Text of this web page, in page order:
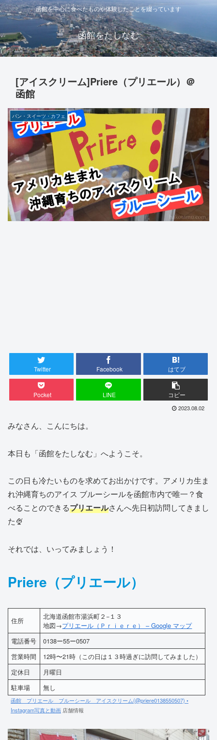
函館を中心に食べたものや体験したことを綴っています
函館をたしなむ
[アイスクリーム]Priere（プリエール）＠
函館
パン・スイーツ・カフェ
Twitter Facebook はてブ
Pocket LINE コピー
2023.08.02
みなさん、こんにちは。
本日も「函館をたしなむ」へようこそ。
この日も冷たいものを求めてお出かけです。アメリカ生ま
れ沖縄育ちのアイス ブルーシールを函館市内で唯一？食
べることのできるプリエールさんへ先日初訪問してきまし
た🍨
それでは、いってみましょう！
Priere（プリエール）
住所
北海道函館市湯浜町２−１３
地図→プリエール（Ｐｒｉｅｒｅ） – Google マップ
電話番号
0138ー55ー0507
営業時間
12時〜21時（この日は１３時過ぎに訪問してみました）
定休日
月曜日
駐車場
無し
函館 プリエール ブルーシール アイスクリーム(@priere0138550507) •
Instagram写真と動画 店舗情報